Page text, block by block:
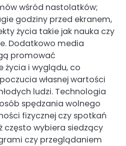
wśród nastolatków;
godziny przed ekranem,
życia takie jak nauka czy
Dodatkowo media
promować
życia i wyglądu, co
własnej wartości
ludzi. Technologia
spędzania wolnego
fizycznej czy spotkań
często wybiera siedzący
czy przeglądaniem